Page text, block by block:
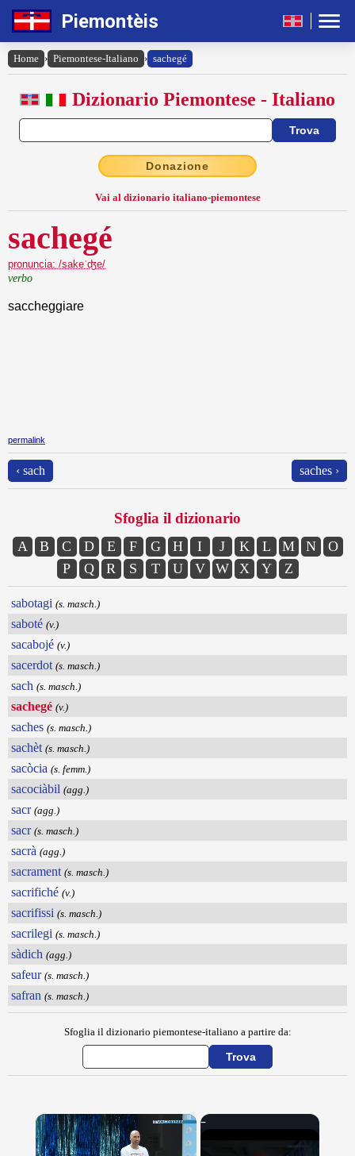
Piemontèis
Home › Piemontese-Italiano › sachegé
Dizionario Piemontese - Italiano
Donazione
Vai al dizionario italiano-piemontese
sachegé
pronuncia: /sakeˈʤe/
verbo
saccheggiare
permalink
‹ sach saches ›
Sfoglia il dizionario
A B C D E F G H I J K L M N
O
P
Q R S T U V W X Y Z
sabotagi (s. masch.)
saboté (v.)
sacabojé (v.)
sacerdot (s. masch.)
sach (s. masch.)
sachegé (v.)
saches (s. masch.)
sachèt (s. masch.)
sacòcia (s. femm.)
sacociàbil (agg.)
sacr (agg.)
sacr (s. masch.)
sacrà (agg.)
sacrament (s. masch.)
sacrifiché (v.)
sacrifissi (s. masch.)
sacrilegi (s. masch.)
sàdich (agg.)
safeur (s. masch.)
safran (s. masch.)
Sfoglia il dizionario piemontese-italiano a partire da:
×